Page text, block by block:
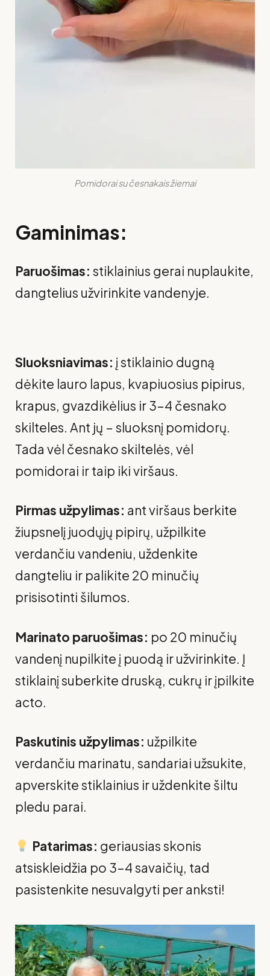
Pomidorai su česnakais žiemai
Gaminimas:
Paruošimas: stiklainius gerai nuplaukite,
dangtelius užvirinkite vandenyje.
Sluoksniavimas: į stiklainio dugną
dėkite lauro lapus, kvapiuosius pipirus,
krapus, gvazdikėlius ir 3–4 česnako
skilteles. Ant jų – sluoksnį pomidorų.
Tada vėl česnako skiltelės, vėl
pomidorai ir taip iki viršaus.
Pirmas užpylimas: ant viršaus berkite
žiupsnelį juodųjų pipirų, užpilkite
verdančiu vandeniu, uždenkite
dangteliu ir palikite 20 minučių
prisisotinti šilumos.
Marinato paruošimas: po 20 minučių
vandenį nupilkite į puodą ir užvirinkite. Į
stiklainį suberkite druską, cukrų ir įpilkite
acto.
Paskutinis užpylimas: užpilkite
verdančiu marinatu, sandariai užsukite,
apverskite stiklainius ir uždenkite šiltu
pledu parai.
Patarimas: geriausias skonis
atsiskleidžia po 3–4 savaičių, tad
pasistenkite nesuvalgyti per anksti!